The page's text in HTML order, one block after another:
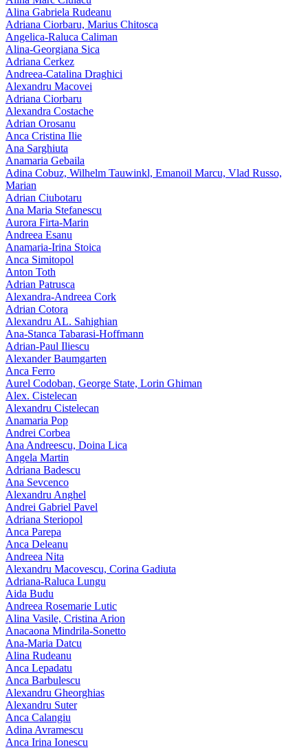
Alina Gabriela Rudeanu
Adriana Ciorbaru, Marius Chitosca
Angelica-Raluca Caliman
Alina-Georgiana Sica
Adriana Cerkez
Andreea-Catalina Draghici
Alexandru Macovei
Adriana Ciorbaru
Alexandra Costache
Adrian Orosanu
Anca Cristina Ilie
Ana Sarghiuta
Anamaria Gebaila
Adina Cobuz, Wilhelm Tauwinkl, Emanoil Marcu, Vlad Russo,
Marian
Adrian Ciubotaru
Ana Maria Stefanescu
Aurora Firta-Marin
Andreea Esanu
Anamaria-Irina Stoica
Anca Simitopol
Anton Toth
Adrian Patrusca
Alexandra-Andreea Cork
Adrian Cotora
Alexandru AL. Sahighian
Ana-Stanca Tabarasi-Hoffmann
Adrian-Paul Iliescu
Alexander Baumgarten
Anca Ferro
Aurel Codoban, George State, Lorin Ghiman
Alex. Cistelecan
Alexandru Cistelecan
Anamaria Pop
Andrei Corbea
Ana Andreescu, Doina Lica
Angela Martin
Adriana Badescu
Ana Sevcenco
Alexandru Anghel
Andrei Gabriel Pavel
Adriana Steriopol
Anca Parepa
Anca Deleanu
Andreea Nita
Alexandru Macovescu, Corina Gadiuta
Adriana-Raluca Lungu
Aida Budu
Andreea Rosemarie Lutic
Alina Vasile, Cristina Arion
Anacaona Mindrila-Sonetto
Ana-Maria Datcu
Alina Rudeanu
Anca Lepadatu
Anca Barbulescu
Alexandru Gheorghias
Alexandru Suter
Anca Calangiu
Adina Avramescu
Anca Irina Ionescu